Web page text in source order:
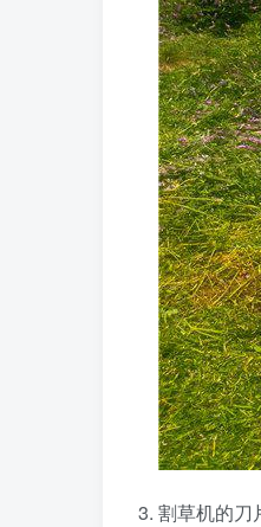
3. 割草机的刀